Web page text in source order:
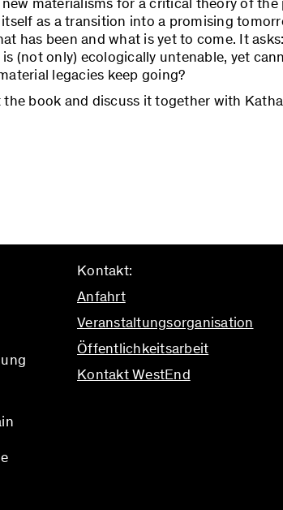
as a transition into a promising
has been and what is yet to come. It
(not only) ecologically untenable, yet
legacies keep going?
book and discuss it together with
Kontakt:
Anfahrt
Veranstaltungsorganisation
Öffentlichkeitsarbeit
Kontakt WestEnd